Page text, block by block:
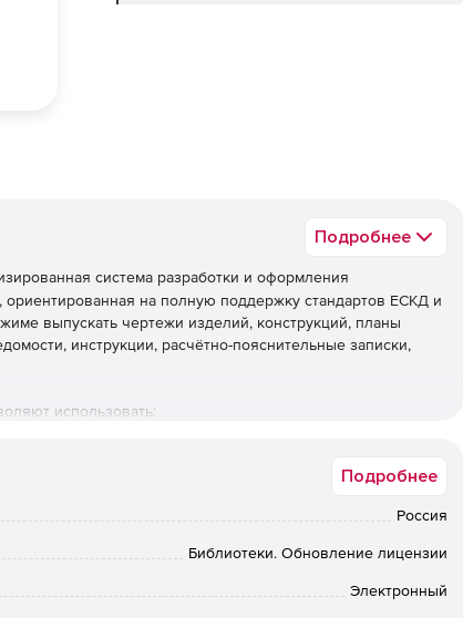
Подробнее
система разработки и оформления
ориентированная на полную поддержку стандартов ЕСКД и
выпускать чертежи изделий, конструкций, планы
инструкции, расчётно-пояснительные записки,
использовать:
режим работы);
Подробнее
Россия
Библиотеки. Обновление лицензии
Электронный